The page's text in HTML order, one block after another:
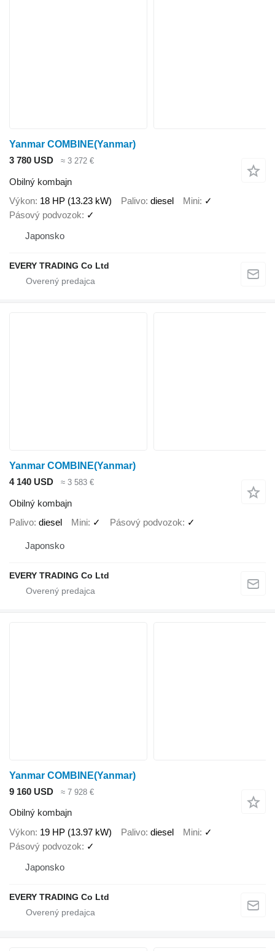
Yanmar COMBINE(Yanmar)
3 780 USD
≈ 3 272 €
Obilný kombajn
Výkon 18 HP (13.23 kW) Palivo diesel Mini ✓
Pásový podvozok
✓
Japonsko
EVERY TRADING Co Ltd
Yanmar COMBINE(Yanmar)
4 140 USD
≈ 3 583 €
Obilný kombajn
Palivo diesel Mini ✓ Pásový podvozok ✓
Japonsko
EVERY TRADING Co Ltd
Yanmar COMBINE(Yanmar)
9 160 USD
≈ 7 928 €
Obilný kombajn
Výkon 19 HP (13.97 kW) Palivo diesel Mini ✓
Pásový podvozok
✓
Japonsko
EVERY TRADING Co Ltd